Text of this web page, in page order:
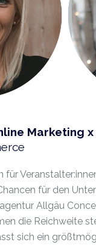
Marketing
für
für den
Allgäu
die Reichweite
sich ein